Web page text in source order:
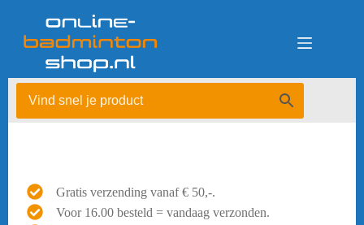
Gratis verzending vanaf € 50,-.
Voor 16.00 besteld = vandaag verzonden.